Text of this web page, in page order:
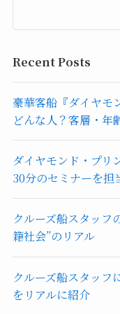
Recent Posts
豪華客船『ダイヤモ
どんな人？客層・年
ダイヤモンド・プリ
30分のセミナーを担
クルーズ船スタッフ
籍社会”のリアル
クルーズ船スタッフ
をリアルに紹介